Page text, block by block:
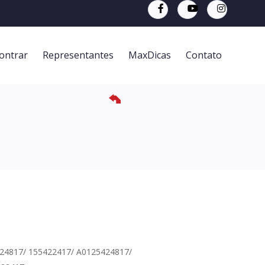
Representantes MaxDicas Contato
155422417/ A0125424817/